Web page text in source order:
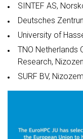
SINTEF AS,
Deutsches
University of
TNO Netherlands
Research,
SURF BV,